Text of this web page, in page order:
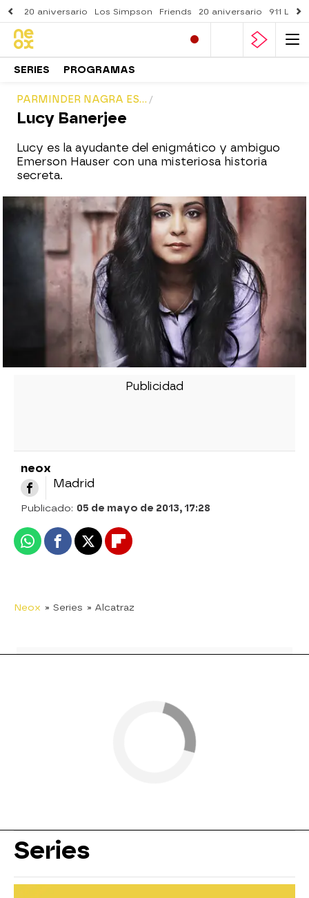
20 aniversario Los Simpson Friends 20 aniversario 911
SERIES PROGRAMAS
PARMINDER NAGRA ES...
Lucy Banerjee
Lucy es la ayudante del enigmático y ambiguo
Emerson Hauser con una misteriosa historia
secreta.
neox
Madrid
Publicado: 05 de mayo de 2013, 17:28
WhatsappFacebook
X Flipboard
Neox » Series » Alcatraz
Series